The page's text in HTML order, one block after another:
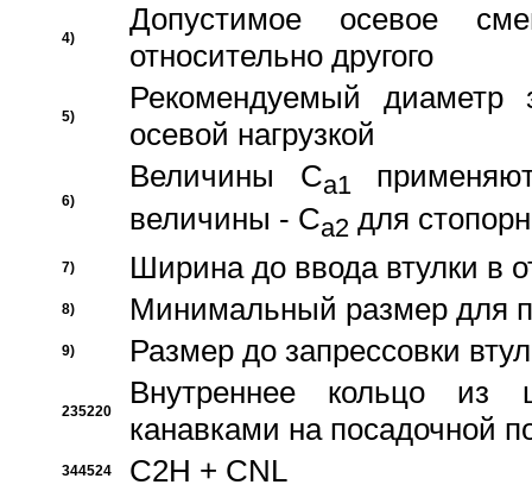
4)
Допустимое осевое
относительно другого
5)
Рекомендуемый диаметр
осевой нагрузкой
6)
Величины Ca1
величины - Ca2 для
7) Ширина до ввода втулки в
8) Минимальный размер для
9) Размер до запрессовки
235220
Внутреннее кольцо из
канавками на посадочной
344524 C2H + CNL